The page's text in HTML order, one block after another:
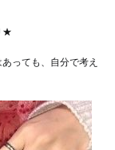
★
っても、自分で考え